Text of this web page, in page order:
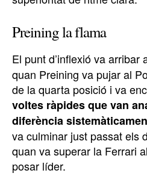
Preining la flama
El punt d’inflexió va arribar
quan Preining va pujar al
de la quarta posició i va
voltes ràpides que van
diferència
va culminar just passat els
quan va superar la Ferrari
posar líder.